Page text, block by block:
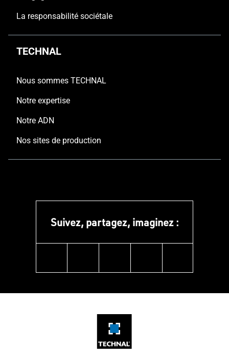
La responsabilité sociétale
TECHNAL
Nous sommes TECHNAL
Notre expertise
Notre ADN
Nos sites de production
Suivez, partagez, imaginez :